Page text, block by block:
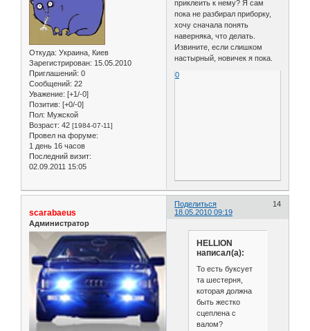
Откуда: Украина, Киев
Зарегистрирован: 15.05.2010
Приглашений: 0
Сообщений: 22
Уважение: [+1/-0]
Позитив: [+0/-0]
Пол: Мужской
Возраст: 42 [1984-07-11]
Провел на форуме:
1 день 16 часов
Последний визит:
02.09.2011 15:05
приклеить к нему? Я сам
пока не разбирал приборку,
хочу сначала понять
наверняка, что делать.
Извините, если слишком
настырный, новичек я пока.
0
Поделиться
14
18.05.2010 09:19
scarabaeus
Администратор
HELLION
написал(а):
То есть буксует
та шестерня,
которая должна
быть жестко
сцеплена с
валом?